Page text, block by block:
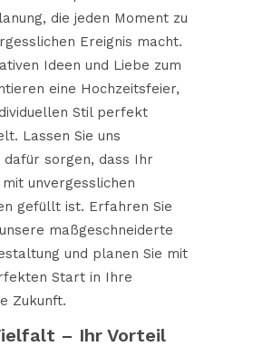
die jeden Moment zu
Ereignis macht.
Ideen und Liebe zum
eine Hochzeitsfeier,
Stil perfekt
Lassen Sie uns
dafür sorgen, dass Ihr
unvergesslichen
gefüllt ist. Erfahren Sie
maßgeschneiderte
und planen Sie mit
Start in Ihre
Zukunft.
– Ihr Vorteil